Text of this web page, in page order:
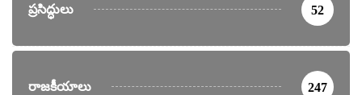
ప్రసిద్ధులు 52
రాజకీయాలు 247